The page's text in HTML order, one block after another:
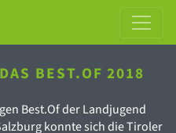
BEST.OF 2018
Best.Of der Landjugend
konnte sich die Tiroler